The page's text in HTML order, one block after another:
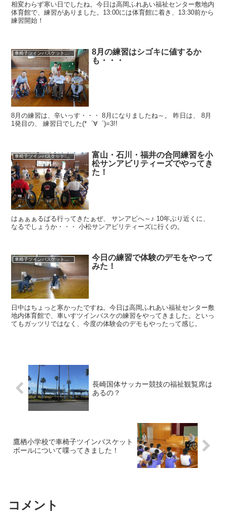
相変わらず寒い日でしたね。今日は高岡ふれあい福祉センター敷地内
体育館で、練習がありました。13:00には体育館に着き、13:30前から
練習開始！
車椅子ツインバスケット練習
8月の練習はシゴキに値するか
も・・・
8月の練習は、辛いっす・・・ 8月になりましたね～。 昨日は、 8月
1発目の、 練習日でした(*゜∀゜)=3!!
車椅子ツインバスケット練習
富山・石川・福井の合同練習を小
松サンアビリティーズでやってき
た！
はぁぁぁるばる行ってきたぁぜ、 サンアビへ～♪ 10年ぶり近くに、
なるでしょうか・・・ 小松サンアビリティーズに行くの。
車椅子ツインバスケット練習
今日の練習で体験のデモをやって
みた！
日中はちょっと寒かったですね。今日は高岡ふれあい福祉センター敷
地内体育館で、車いすツインバスケの練習をやってきました。といっ
てもガッツリではなく、今度の体験会のデモもやったって感じ。
長崎国体サッカー競技の福祉観覧席は
あるの？
鷹栖小学校で車椅子ツインバスケット
ボールについて喋ってきました！
コメント